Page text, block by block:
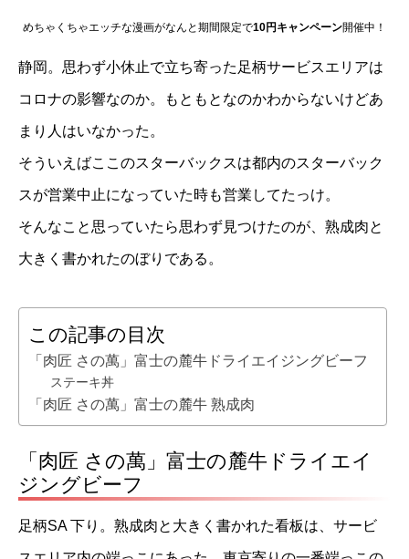
めちゃくちゃエッチな漫画がなんと期間限定で10円キャンペーン開催中！
静岡。思わず小休止で立ち寄った足柄サービスエリアは
コロナの影響なのか。もともとなのかわからないけどあ
まり人はいなかった。
そういえばここのスターバックスは都内のスターバック
スが営業中止になっていた時も営業してたっけ。
そんなこと思っていたら思わず見つけたのが、熟成肉と
大きく書かれたのぼりである。
この記事の目次
「肉匠 さの萬」富士の麓牛ドライエイジングビーフ
ステーキ丼
「肉匠 さの萬」富士の麓牛 熟成肉
「肉匠 さの萬」富士の麓牛ドライエイ
ジングビーフ
足柄SA 下り。熟成肉と大きく書かれた看板は、サービ